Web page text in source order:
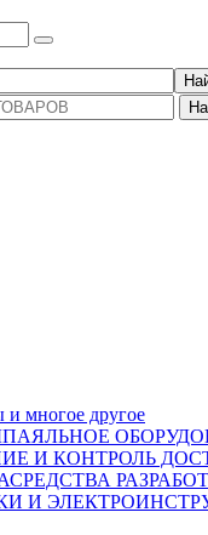
многое другое
ПАЯЛЬНОЕ
И КОНТРОЛЬ
СРЕДСТВА
И